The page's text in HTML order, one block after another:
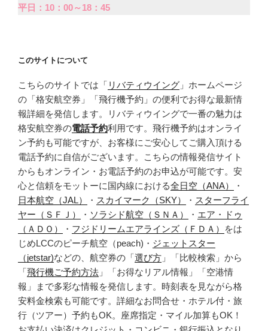
平日：10：00～18：45
このサイトについて
こちらのサイトでは「 リバティウイング 」ホームページ
の「格安航空券」「飛行機予約」の便利でお得な最新情
報詳細を発信します。リバティウイングで一番の魅力は
格安航空券の電話予約利用です。飛行機予約はオンライ
ン予約も可能ですが、お客様にご安心してご購入頂ける
電話予約に自信がございます。こちらの情報発信サイト
からもオンライン・お電話予約のお申込が可能です。安
心と信頼をモットーに国内線における全日空（ANA）
・
日本航空（JAL）
・ スカイマーク（SKY） ・ スターフライ
ヤー（ＳＦＪ）
・ ソラシド航空（ＳＮＡ） ・ エア・ドゥ
（ＡＤＯ）
・ フジドリームエアラインズ（ＦＤＡ）
をは
じめLCCのピーチ航空（peach)・ ジェットスター
（jetstar)などの、航空券の「選び方 」「比較検索」から
「飛行機ご予約方法 」「お得なリアル情報」「空港情
報」まで多彩な情報を発信します。時刻表を見ながら格
安料金検索も可能です。詳細なお問合せ・ホテル付・旅
行（ツアー）予約もOK。座席指定・マイル加算もOK！